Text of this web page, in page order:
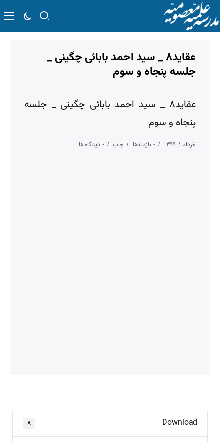
عقاید۸ _ سید احمد بابائی چگینی _
جلسه پنجاه و سوم
عقاید۸ _ سید احمد بابائی چگینی _ جلسه
پنجاه و سوم
خرداد ۱, ۱۳۹۹ ۰ بازدیدها چاپ ۰ دیدگاه ها
Download ۸